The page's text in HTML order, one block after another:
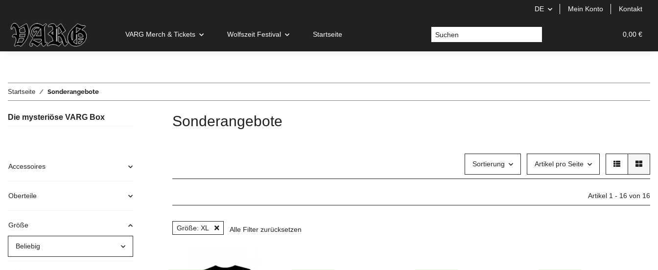
DE Mein Konto Kontakt
0,00 €
VARG Merch & Tickets Wolfszeit Festival Startseite
Startseite Sonderangebote
Sonderangebote
Sortierung Artikel pro Seite
Artikel 1 - 16 von 16
Größe: XL Alle Filter zurücksetzen
Die mysteriöse VARG Box
Accessoires
Oberteile
Größe
Beliebig